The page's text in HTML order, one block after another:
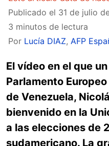
Publicado el 31 de julio
3 minutos de lectura
Por Lucía DIAZ, AFP
El vídeo en el que
Parlamento
de Venezuela,
bienvenido en la
a las elecciones de
sudamericano. La